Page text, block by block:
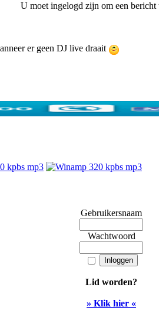
U moet ingelogd zijn om een bericht
er geen DJ live draait
Gebruikersnaam
Wachtwoord
Lid worden?
» Klik hier «